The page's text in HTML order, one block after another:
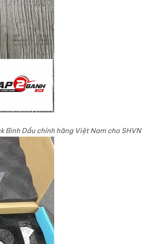
Bình Dầu chính hãng Việt Nam cho SHVN